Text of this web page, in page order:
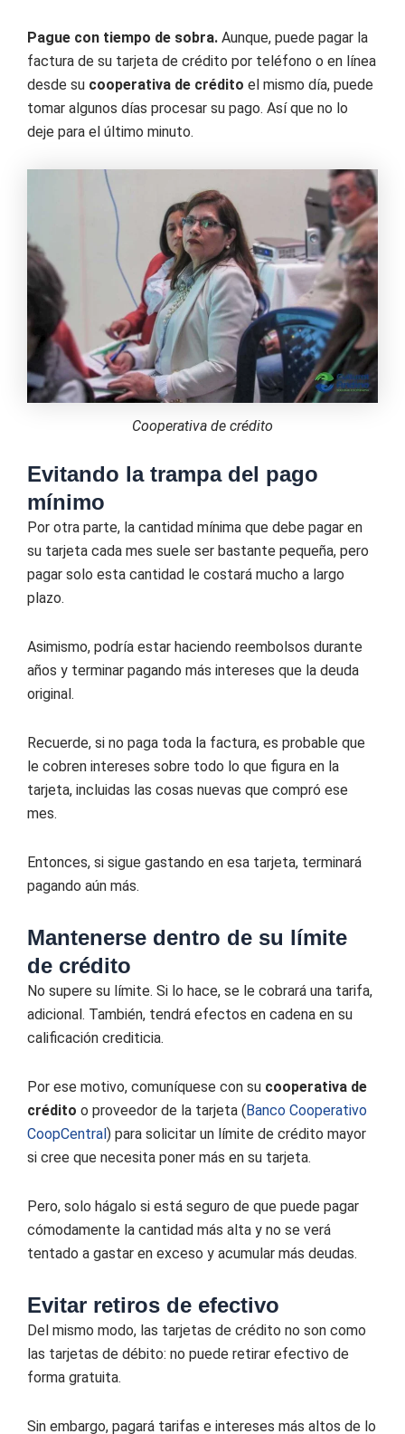
Pague con tiempo de sobra. Aunque, puede pagar la
factura de su tarjeta de crédito por teléfono o en línea
desde su cooperativa de crédito el mismo día, puede
tomar algunos días procesar su pago. Así que no lo
deje para el último minuto.
Cooperativa de crédito
Evitando la trampa del pago
mínimo
Por otra parte, la cantidad mínima que debe pagar en
su tarjeta cada mes suele ser bastante pequeña, pero
pagar solo esta cantidad le costará mucho a largo
plazo.
Asimismo, podría estar haciendo reembolsos durante
años y terminar pagando más intereses que la deuda
original.
Recuerde, si no paga toda la factura, es probable que
le cobren intereses sobre todo lo que figura en la
tarjeta, incluidas las cosas nuevas que compró ese
mes.
Entonces, si sigue gastando en esa tarjeta, terminará
pagando aún más.
Mantenerse dentro de su límite
de crédito
No supere su límite. Si lo hace, se le cobrará una tarifa,
adicional. También, tendrá efectos en cadena en su
calificación crediticia.
Por ese motivo, comuníquese con su cooperativa de
crédito o proveedor de la tarjeta ( Banco Cooperativo
CoopCentral ) para solicitar un límite de crédito mayor
si cree que necesita poner más en su tarjeta.
Pero, solo hágalo si está seguro de que puede pagar
cómodamente la cantidad más alta y no se verá
tentado a gastar en exceso y acumular más deudas.
Evitar retiros de efectivo
Del mismo modo, las tarjetas de crédito no son como
las tarjetas de débito: no puede retirar efectivo de
forma gratuita.
Sin embargo, pagará tarifas e intereses más altos de lo